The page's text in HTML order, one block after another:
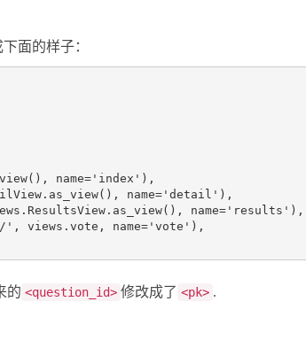
面的样子：
(), name='index' ),
. as_view(), name='detail' ),
. ResultsView. as_view(), name='results' ),
' , views . vote , name='vote' ),
的 <question_id> 修改成了 <pk> .